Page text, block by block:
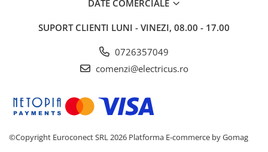
DATE COMERCIALE
SUPORT CLIENTI LUNI - VINEZI, 08.00 - 17.00
0726357049
comenzi@electricus.ro
©Copyright Euroconect SRL 2026 Platforma E-commerce by Gomag